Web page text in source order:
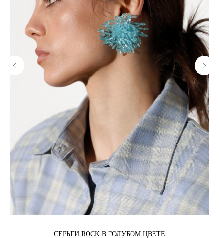
СЕРЬГИ ROCK В ГОЛУБОМ ЦВЕТЕ